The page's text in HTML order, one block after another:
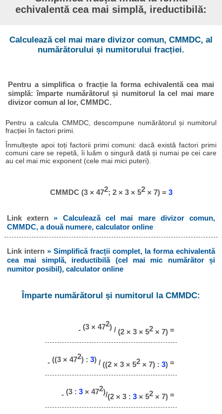
echivalentă cea mai simplă, ireductibilă:
Calculează cel mai mare divizor comun, CMMDC, al
numărătorului și numitorului fracției.
Pentru a simplifica o fracție la forma echivalentă cea mai
simplă: împarte numărătorul și numitorul la cel mai mare
divizor comun al lor, CMMDC.
Pentru a calcula CMMDC, descompune numărătorul și numitorul
fracției în factori primi.
Înmulțește apoi toți factorii primi comuni: dacă există factori primi
comuni care se repetă, îi luăm o singură dată și numai pe cei care
au cel mai mic exponent (cele mai mici puteri).
CMMDC (3 × 472; 2 × 3 × 52× 7) = 3
Link extern» Calculează cel mai mare divizor comun,
CMMDC, a două numere, calculator online
Link intern » Simplifică fracții complet, la forma echivalentă
cea mai simplă, ireductibilă (cel mai mic numărător și
numitor posibil), calculator online
Împarte numărătorul și numitorul la CMMDC:
- (3 × 472) / (2 × 3 × 52 × 7) =
- ((3 × 472) : 3) / ((2 × 3 × 52 × 7) : 3) =
- (3 : 3 × 472)/(2 × 3 : 3 × 52 × 7) =